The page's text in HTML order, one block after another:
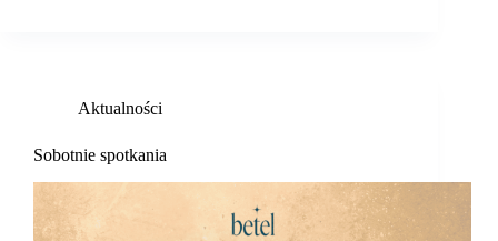
Aktualności
Sobotnie spotkania